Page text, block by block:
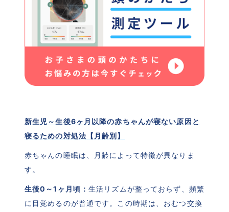
新生児～生後6ヶ月以降の赤ちゃんが寝ない原因と
寝るための対処法【月齢別】
赤ちゃんの睡眠は、月齢によって特徴が異なりま
す。
生後0～1ヶ月頃：生活リズムが整っておらず、頻繁
に目覚めるのが普通です。この時期は、おむつ交換